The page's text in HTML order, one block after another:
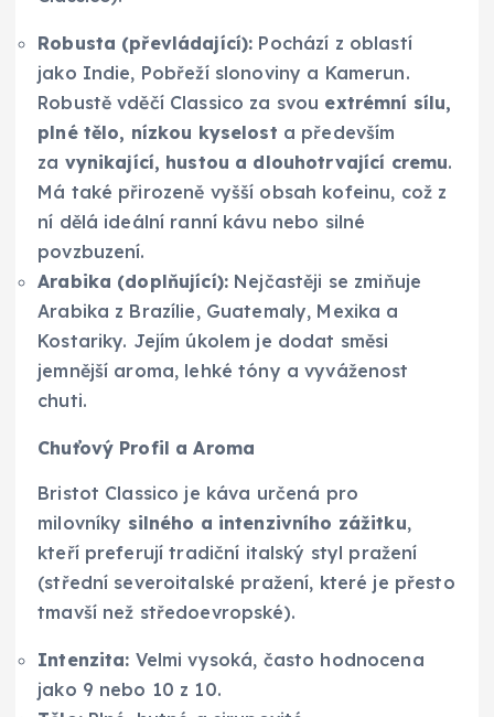
Robusta (převládající): Pochází z oblastí
jako Indie, Pobřeží slonoviny a Kamerun.
Robustě vděčí Classico za svou extrémní sílu,
plné tělo, nízkou kyselost a především
za vynikající, hustou a dlouhotrvající cremu.
Má také přirozeně vyšší obsah kofeinu, což z
ní dělá ideální ranní kávu nebo silné
povzbuzení.
Arabika (doplňující): Nejčastěji se zmiňuje
Arabika z Brazílie, Guatemaly, Mexika a
Kostariky. Jejím úkolem je dodat směsi
jemnější aroma, lehké tóny a vyváženost
chuti.
Chuťový Profil a Aroma
Bristot Classico je káva určená pro
milovníky silného a intenzivního zážitku,
kteří preferují tradiční italský styl pražení
(střední severoitalské pražení, které je přesto
tmavší než středoevropské).
Intenzita: Velmi vysoká, často hodnocena
jako 9 nebo 10 z 10.